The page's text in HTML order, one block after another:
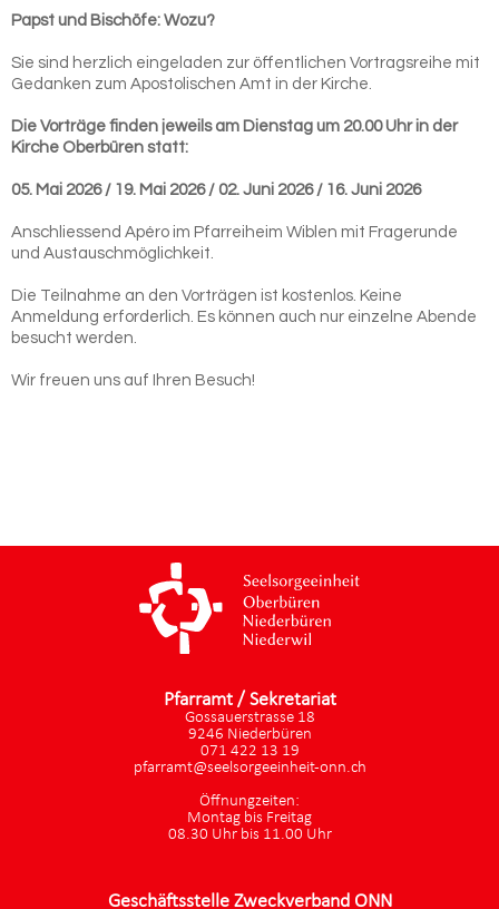
Papst und Bischöfe: Wozu?
Sie sind herzlich eingeladen zur öffentlichen Vortragsreihe mit
Gedanken zum Apostolischen Amt in der Kirche.
Die Vorträge finden jeweils am Dienstag um 20.00 Uhr in der
Kirche Oberbüren statt:
05. Mai 2026 / 19. Mai 2026 / 02. Juni 2026 / 16. Juni 2026
Anschliessend Apéro im Pfarreiheim Wiblen mit Fragerunde
und Austauschmöglichkeit.
Die Teilnahme an den Vorträgen ist kostenlos. Keine
Anmeldung erforderlich. Es können auch nur einzelne Abende
besucht werden.
Wir freuen uns auf Ihren Besuch!
Pfarramt / Sekretariat
Gossauerstrasse 18
9246 Niederbüren
071 422 13 19
pfarramt@seelsorgeeinheit-onn.ch
Öffnungzeiten:
Montag bis Freitag
08.30 Uhr bis 11.00 Uhr
Geschäftsstelle Zweckverband ONN